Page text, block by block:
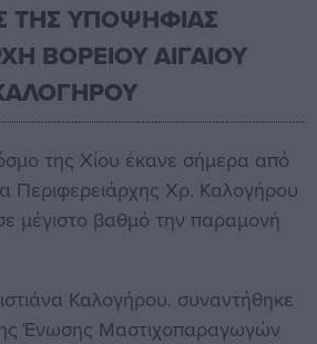
ΤΗΣ ΥΠΟΨΗΦΙΑΣ
ΒΟΡΕΙΟΥ ΑΙΓΑΙΟΥ
της Χίου έκανε σήμερα από
Περιφερειάρχης Χρ. Καλογήρου
μέγιστο βαθμό την παραμονή
Καλογήρου. συναντήθηκε
Ένωσης Μαστιχοπαραγωγών